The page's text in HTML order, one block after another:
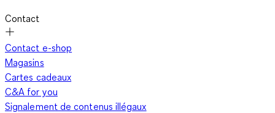
Contact
Contact e-shop
Magasins
Cartes cadeaux
C&A for you
Signalement de contenus illégaux